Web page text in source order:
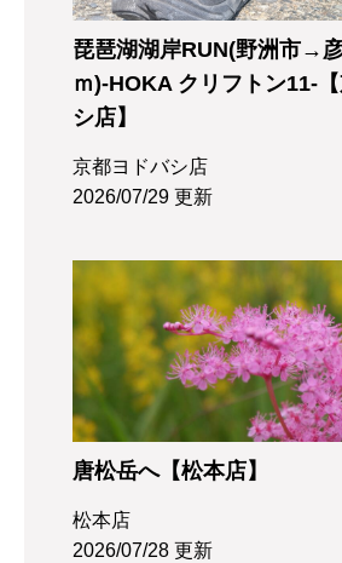
琵琶湖湖岸RUN(野洲市→
ｍ)-HOKA クリフトン11-
シ店】
京都ヨドバシ店
2026/07/29 更新
唐松岳へ【松本店】
松本店
2026/07/28 更新